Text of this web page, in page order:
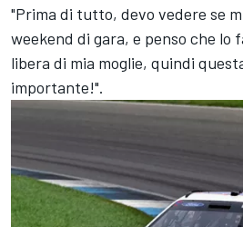
"Prima di tutto, devo vedere se
weekend di gara, e penso che lo
libera di mia moglie, quindi
importante!".